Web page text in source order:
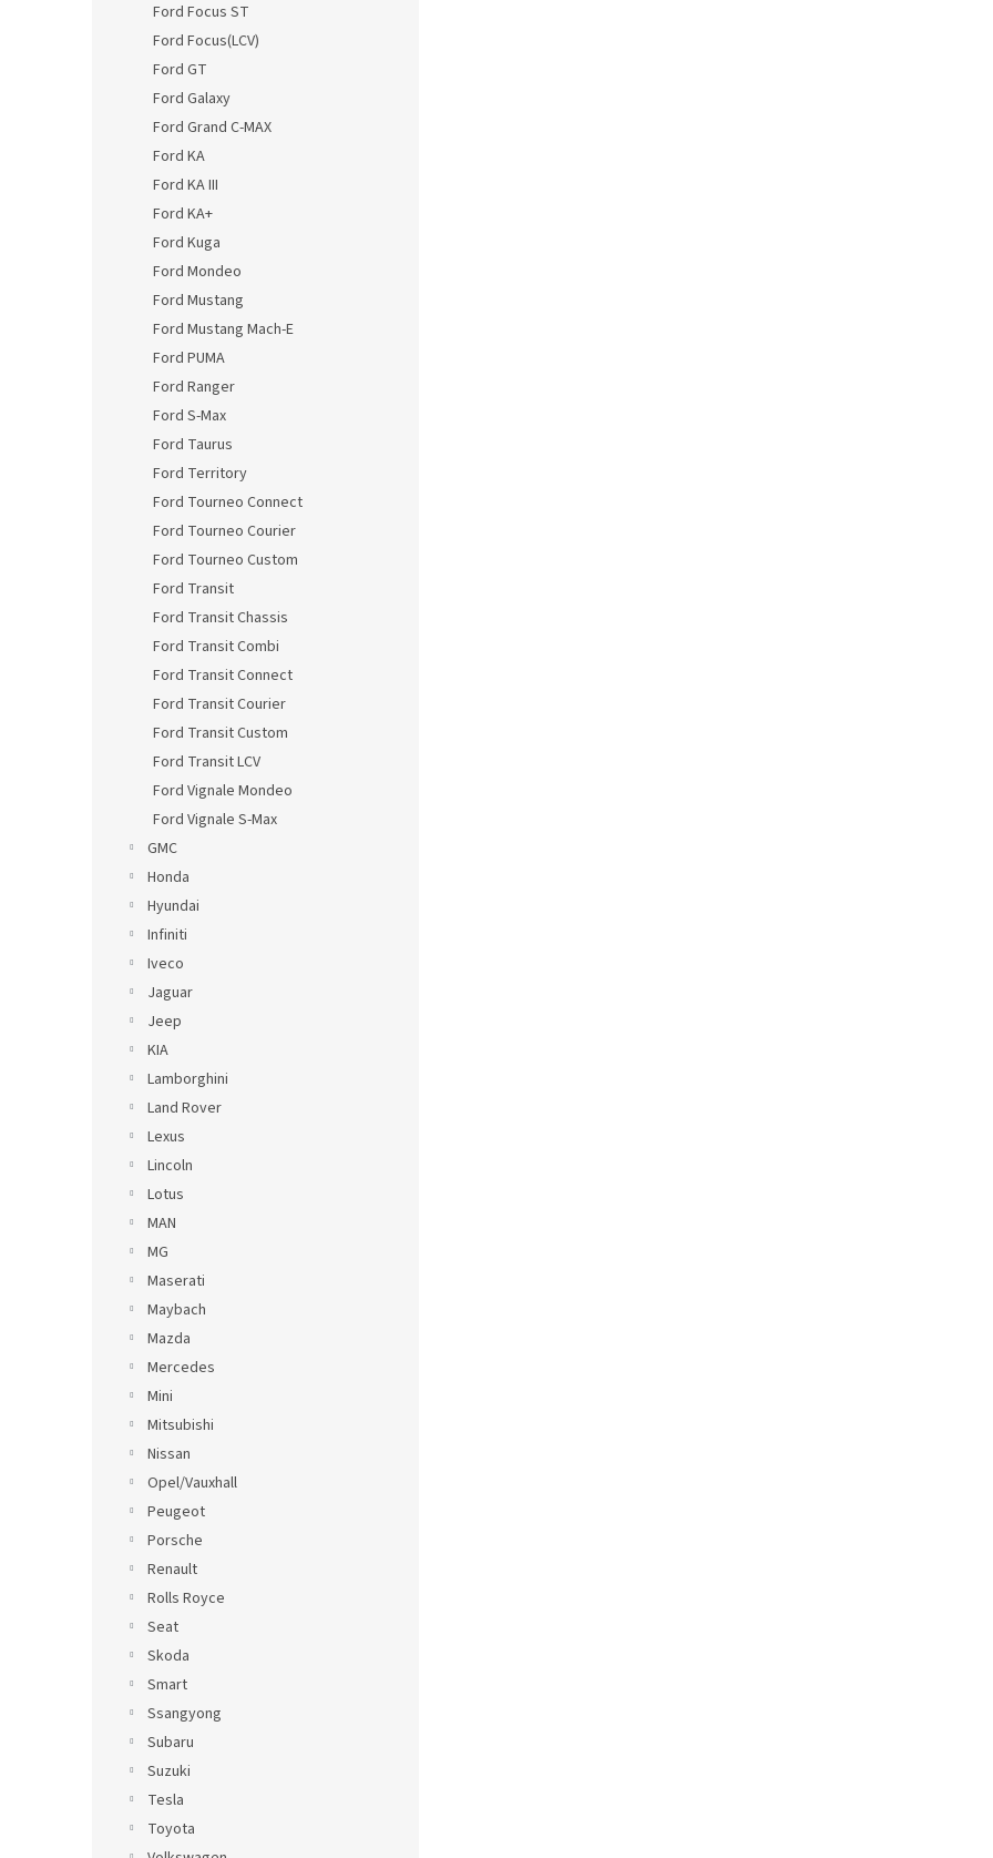
Ford Focus ST
Ford Focus(LCV)
Ford GT
Ford Galaxy
Ford Grand C-MAX
Ford KA
Ford KA III
Ford KA+
Ford Kuga
Ford Mondeo
Ford Mustang
Ford Mustang Mach-E
Ford PUMA
Ford Ranger
Ford S-Max
Ford Taurus
Ford Territory
Ford Tourneo Connect
Ford Tourneo Courier
Ford Tourneo Custom
Ford Transit
Ford Transit Chassis
Ford Transit Combi
Ford Transit Connect
Ford Transit Courier
Ford Transit Custom
Ford Transit LCV
Ford Vignale Mondeo
Ford Vignale S-Max
GMC
Honda
Hyundai
Infiniti
Iveco
Jaguar
Jeep
KIA
Lamborghini
Land Rover
Lexus
Lincoln
Lotus
MAN
MG
Maserati
Maybach
Mazda
Mercedes
Mini
Mitsubishi
Nissan
Opel/Vauxhall
Peugeot
Porsche
Renault
Rolls Royce
Seat
Skoda
Smart
Ssangyong
Subaru
Suzuki
Tesla
Toyota